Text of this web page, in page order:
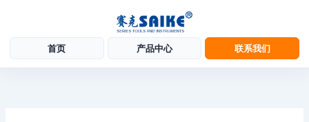
首页 产品中心 联系我们